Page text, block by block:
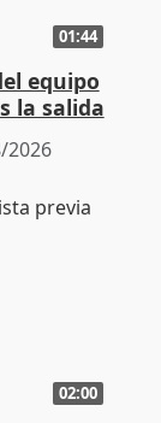
01:44
equipo
la salida
2026
02:00